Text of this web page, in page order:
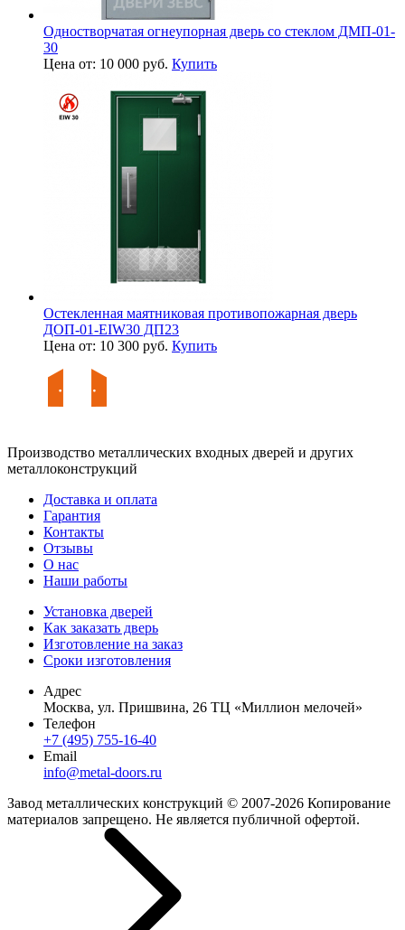
Одностворчатая огнеупорная дверь со стеклом ДМП-01-
30
Цена от: 10 000 руб. Купить
Остекленная маятниковая противопожарная дверь
ДОП-01-EIW30 ДП23
Цена от: 10 300 руб. Купить
Производство металлических входных дверей и других
металлоконструкций
Доставка и оплата
Гарантия
Контакты
Отзывы
О нас
Наши работы
Установка дверей
Как заказать дверь
Изготовление на заказ
Сроки изготовления
Адрес
Москва, ул. Пришвина, 26 ТЦ «Миллион мелочей»
Телефон
+7 (495) 755-16-40
Email
info@metal-doors.ru
Завод металлических конструкций © 2007-2026 Копирование
материалов запрещено. Не является публичной офертой.